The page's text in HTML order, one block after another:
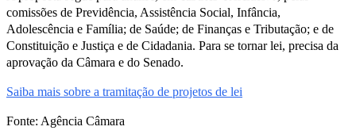
comissões de Previdência, Assistência Social, Infância,
Adolescência e Família; de Saúde; de Finanças e Tributação; e de
Constituição e Justiça e de Cidadania. Para se tornar lei, precisa da
aprovação da Câmara e do Senado.
Saiba mais sobre a tramitação de projetos de lei
Fonte: Agência Câmara